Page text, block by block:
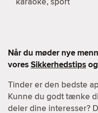
Når du møder nye
voresSikkerhedstipsog
Tinder er den bedste
Kunne du godt tænke
deler dine interesser?